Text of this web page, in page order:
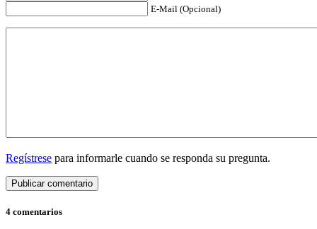
E-Mail (Opcional)
Regístrese para informarle cuando se responda su pregunta.
4 comentarios